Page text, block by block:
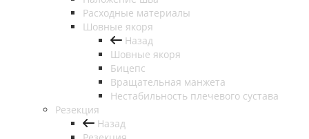
Расходные материалы
Шовные якоря
Назад
Шовные якоря
Бицепс
Вращательная манжета
Нестабильность плечевого сустава
Резекция
Назад